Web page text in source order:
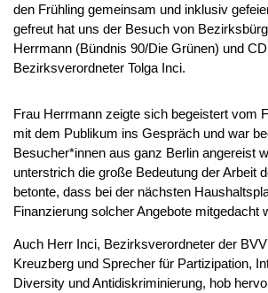
den Frühling gemeinsam und inklusiv
gefreut hat uns der Besuch von
Herrmann (Bündnis 90/Die Grünen) und
Bezirksverordneter Tolga Inci.
Frau Herrmann zeigte sich begeistert vom
mit dem Publikum ins Gespräch und war
Besucher*innen aus ganz Berlin angereist
unterstrich die große Bedeutung der Arbeit
betonte, dass bei der nächsten
Finanzierung solcher Angebote mitgedacht
Auch Herr Inci, Bezirksverordneter der
Kreuzberg und Sprecher für Partizipation,
Diversity und Antidiskriminierung, hob